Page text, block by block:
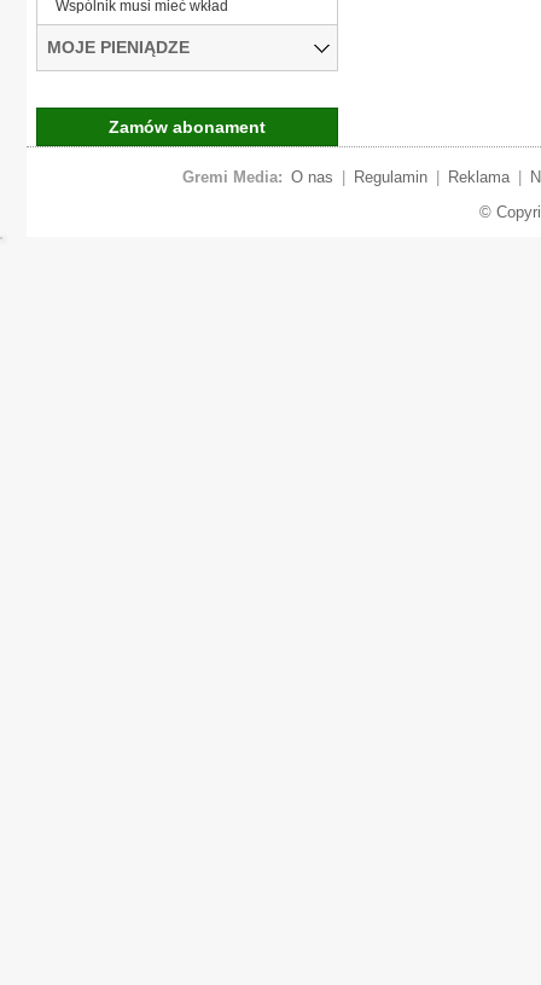
Wspólnik musi mieć wkład
MOJE PIENIĄDZE
Zamów abonament
Gremi Media: O nas Regulamin Reklama
©